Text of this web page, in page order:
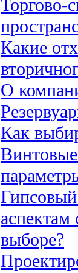
Торгово-
Какие
О
Как
Гипсовый
аспектам
выборе?